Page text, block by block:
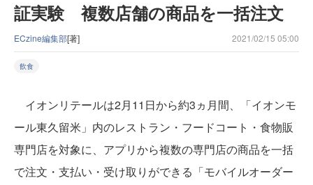
証実験 複数店舗の商品を一括注文
ECzine編集部[著] 2021/02/15 05:00
飲食
イオンリテールは2月11日から約3ヵ月間、「イオンモ
ール東久留米」内のレストラン・フードコート・食物販
専門店を対象に、アプリから複数の専門店の商品を一括
で注文・支払い・受け取りができる「モバイルオーダー